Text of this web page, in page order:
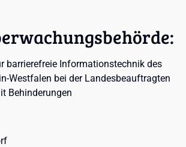
barrierefreie Informationstechnik des
Westfalen bei der Landesbeauftragten
Behinderungen